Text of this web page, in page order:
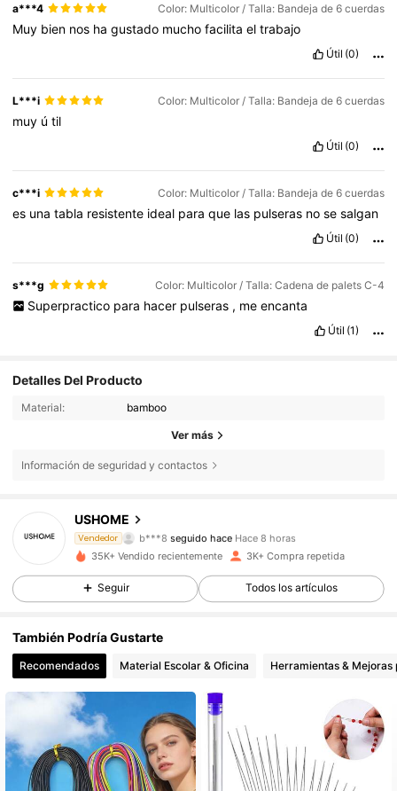
a***4 Color: Multicolor / Talla: Bandeja de 6 cuerdas
Muy bien nos hagustado muchofacilitaeltrabajo
Útil (0)
L***i Color: Multicolor / Talla: Bandeja de 6 cuerdas
muy útil
Útil (0)
c***i Color: Multicolor / Talla: Bandeja de 6 cuerdas
es unatabla resistente ideal paraque las pulseras nosesalgan
Útil (0)
s***g Color: Multicolor / Talla: Cadena de palets C-4
Superpractico para hacer pulseras , me encanta
Útil (1)
Detalles Del Producto
Material: bamboo
Ver más
Información de seguridad y contactos
USHOME
Vendedor seguido hace
está navegando
4,85
670 Seguidores
4,85 670 Seguidores
35K+ Vendido recientemente 3K+ Compra repetida
Seguir Todos los artículos
También Podría Gustarte
Recomendados Material Escolar & Oficina Herramientas & Mejoras